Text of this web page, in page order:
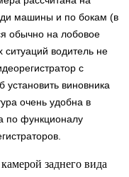
машины и по бокам (в
обычно на лобовое
водитель не
с
виновника
очень удобна в
по функционалу
заднего вида